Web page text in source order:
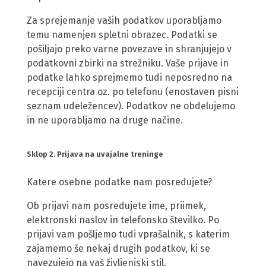
Za sprejemanje vaših podatkov uporabljamo
temu namenjen spletni obrazec. Podatki se
pošiljajo preko varne povezave in shranjujejo v
podatkovni zbirki na strežniku. Vaše prijave in
podatke lahko sprejmemo tudi neposredno na
recepciji centra oz. po telefonu (enostaven pisni
seznam udeležencev). Podatkov ne obdelujemo
in ne uporabljamo na druge načine.
Sklop 2. Prijava na uvajalne treninge
Katere osebne podatke nam posredujete?
Ob prijavi nam posredujete ime, priimek,
elektronski naslov in telefonsko številko. Po
prijavi vam pošljemo tudi vprašalnik, s katerim
zajamemo še nekaj drugih podatkov, ki se
navezujejo na vaš življenjski stil.